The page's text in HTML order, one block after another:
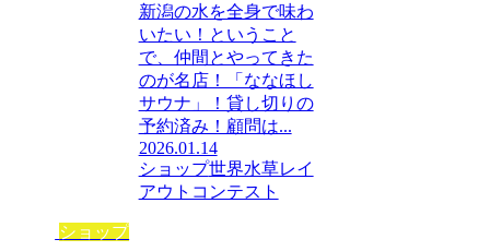
新潟の水を全身で味わ
いたい！ということ
で、仲間とやってきた
のが名店！「ななほし
サウナ」！貸し切りの
予約済み！顧問は...
2026.01.14
ショップ世界水草レイ
アウトコンテスト
ショップ